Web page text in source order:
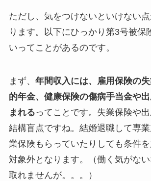
ただし、気をつけないといけない
ります。以下にひっかり第3号被保
いってことがあるのです。
まず、 年間収入には、雇用保険の
的年金、健康保険の傷病手当金や
まれるってことです。失業保険や
結構盲点ですね。結婚退職して専
業保険もらっていたりしても条件
対象外となります。（働く気がな
取れませんが。。。）